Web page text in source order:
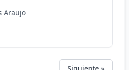
Araujo